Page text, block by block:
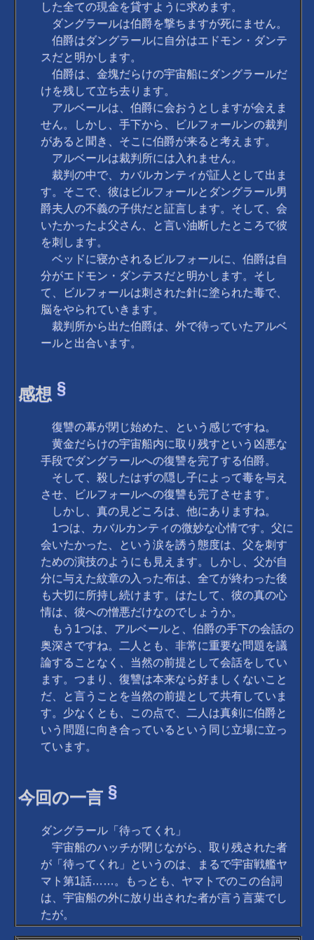
した全ての現金を貸すように求めます。
ダングラールは伯爵を撃ちますが死にません。
伯爵はダングラールに自分はエドモン・ダンテ
スだと明かします。
伯爵は、金塊だらけの宇宙船にダングラールだ
けを残して立ち去ります。
アルベールは、伯爵に会おうとしますが会えま
せん。しかし、手下から、ビルフォールンの裁判
があると聞き、そこに伯爵が来ると考えます。
アルベールは裁判所には入れません。
裁判の中で、カバルカンティが証人として出ま
す。そこで、彼はビルフォールとダングラール男
爵夫人の不義の子供だと証言します。そして、会
いたかったよ父さん、と言い油断したところで彼
を刺します。
ベッドに寝かされるビルフォールに、伯爵は自
分がエドモン・ダンテスだと明かします。そし
て、ビルフォールは刺された針に塗られた毒で、
脳をやられていきます。
裁判所から出た伯爵は、外で待っていたアルベ
ールと出合います。
感想§
復讐の幕が閉じ始めた、という感じですね。
黄金だらけの宇宙船内に取り残すという凶悪な
手段でダングラールへの復讐を完了する伯爵。
そして、殺したはずの隠し子によって毒を与え
させ、ビルフォールへの復讐も完了させます。
しかし、真の見どころは、他にありますね。
1つは、カバルカンティの微妙な心情です。父に
会いたかった、という涙を誘う態度は、父を刺す
ための演技のようにも見えます。しかし、父が自
分に与えた紋章の入った布は、全てが終わった後
も大切に所持し続けます。はたして、彼の真の心
情は、彼への憎悪だけなのでしょうか。
もう1つは、アルベールと、伯爵の手下の会話の
奥深さですね。二人とも、非常に重要な問題を議
論することなく、当然の前提として会話をしてい
ます。つまり、復讐は本来なら好ましくないこと
だ、と言うことを当然の前提として共有していま
す。少なくとも、この点で、二人は真剣に伯爵と
いう問題に向き合っているという同じ立場に立っ
ています。
今回の一言§
ダングラール「待ってくれ」
宇宙船のハッチが閉じながら、取り残された者
が「待ってくれ」というのは、まるで宇宙戦艦ヤ
マト第1話……。もっとも、ヤマトでのこの台詞
は、宇宙船の外に放り出された者が言う言葉でし
たが。